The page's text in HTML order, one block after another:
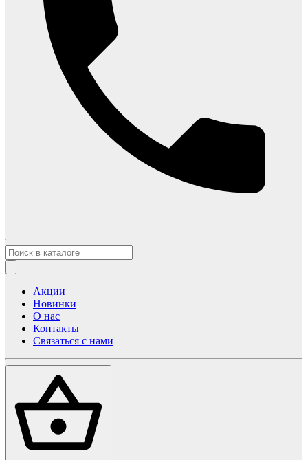
Акции
Новинки
О нас
Контакты
Связаться с нами